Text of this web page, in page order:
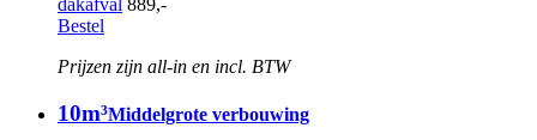
dakafval 889,-
Bestel
Prijzen zijn all-in en incl. BTW
10m³Middelgrote verbouwing